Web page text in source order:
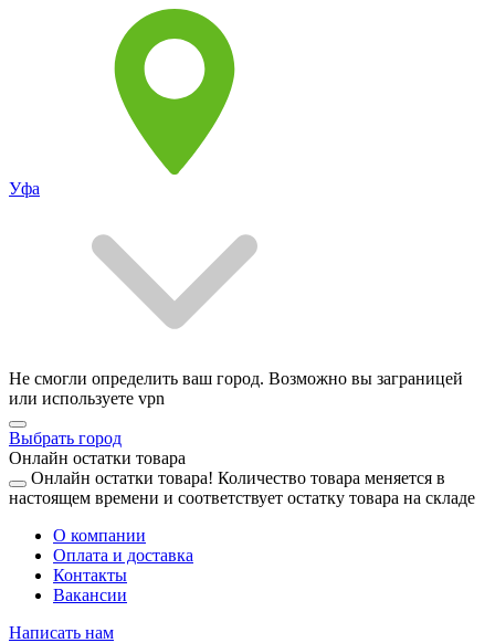
Уфа
Не смогли определить ваш город. Возможно вы заграницей
или используете vpn
Выбрать город
Онлайн остатки товара
Онлайн остатки товара! Количество товара меняется в
настоящем времени и соответствует остатку товара на складе
О компании
Оплата и доставка
Контакты
Вакансии
Написать нам